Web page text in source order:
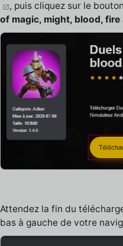
, puis cliquez sur le
of magic, might, blood, fire
Attendez la fin du
bas à gauche de votre